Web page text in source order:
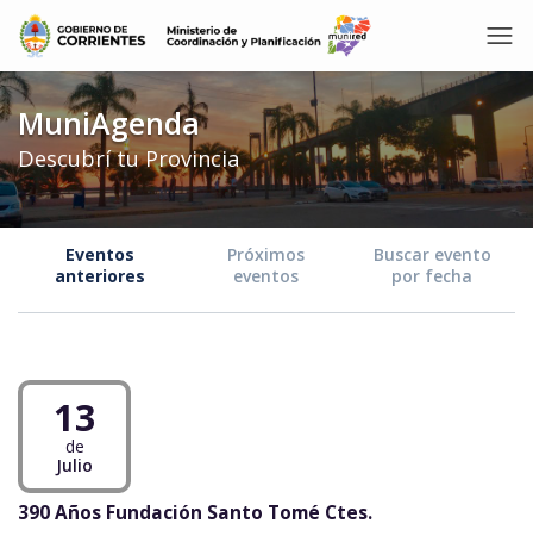
MuniAgenda
Descubrí tu Provincia
Eventos
anteriores
Próximos
eventos
Buscar evento
por fecha
13
de
Julio
390 Años Fundación Santo Tomé Ctes.